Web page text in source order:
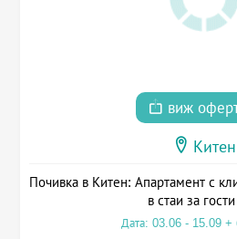
виж
Китен
Почивка в Китен: Апартамент с
в стаи за
Дата: 03.06 - 15.09 +